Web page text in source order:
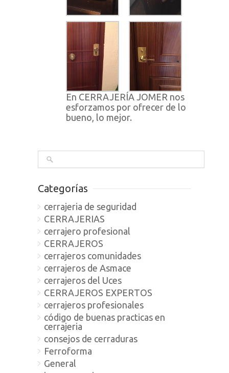
En CERRAJERÍA JOMER nos
esforzamos por ofrecer de lo
bueno, lo mejor.
Categorías
cerrajeria de seguridad
CERRAJERIAS
cerrajero profesional
CERRAJEROS
cerrajeros comunidades
cerrajeros de Asmace
cerrajeros del Uces
CERRAJEROS EXPERTOS
cerrajeros profesionales
código de buenas practicas en
cerrajeria
consejos de cerraduras
Ferroforma
General